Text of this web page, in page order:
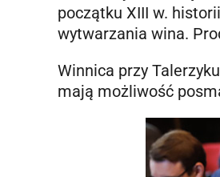
początku XIII w.
wytwarzania wina.
Winnica przy
mają możliwość